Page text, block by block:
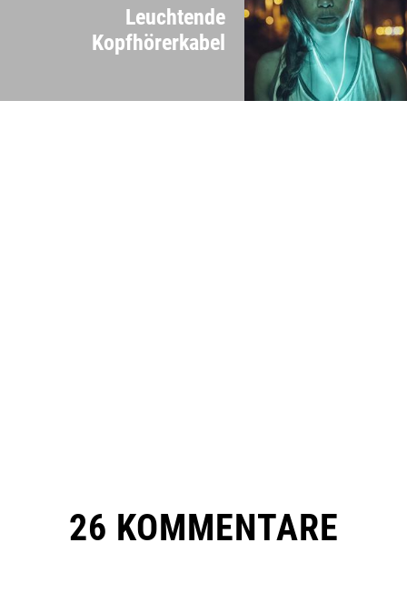
Leuchtende
Kopfhörerkabel
26 KOMMENTARE